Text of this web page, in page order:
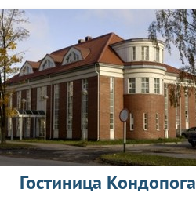
Гостиница Кондопога